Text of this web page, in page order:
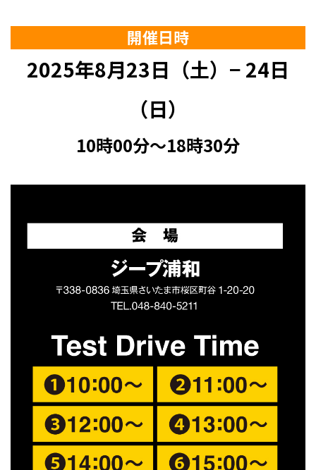
開催日時
2025年8月23日（土）− 24日
（日）
10時00分〜18時30分